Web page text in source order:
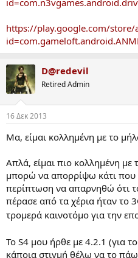
https://play.google.com/store/
D@redevil
Retired Admin
16 Δεκ 2013
Μα, είμαι κολλημένη με το
Απλά, είμαι πιο κολλημένη με
μπορώ να απορρίψω κάτι που
περίπτωση να απαρνηθώ ότι
πέρασε από τα χέρια ήταν το
τρομερά καινοτόμο για την
Το S4 μου ήρθε με 4.2.1 (για
κάποια στιγμή θέλω να το